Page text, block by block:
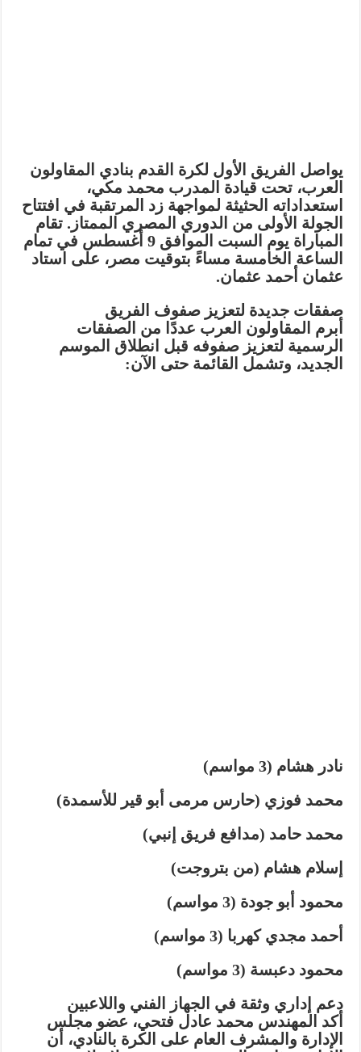
يواصل الفريق الأول لكرة القدم بنادي المقاولون
العرب، تحت قيادة المدرب محمد مكي،
استعداداته الحثيثة لمواجهة زد المرتقبة في افتتاح
الجولة الأولى من الدوري المصري الممتاز. تقام
المباراة يوم السبت الموافق 9 أغسطس في تمام
الساعة الخامسة مساءً بتوقيت مصر، على استاد
عثمان أحمد عثمان.
صفقات جديدة لتعزيز صفوف الفريق
أبرم المقاولون العرب عددًا من الصفقات
الرسمية لتعزيز صفوفه قبل انطلاق الموسم
الجديد، وتشمل القائمة حتى الآن:
نادر هشام (3 مواسم)
محمد فوزي (حارس مرمى أبو قير للأسمدة)
محمد حامد (مدافع فريق إنبي)
إسلام هشام (من بتروجت)
محمود أبو جودة (3 مواسم)
أحمد مجدي كهربا (3 مواسم)
محمود دعبسة (3 مواسم)
دعم إداري وثقة في الجهاز الفني واللاعبين
أكد المهندس محمد عادل فتحي، عضو مجلس
الإدارة والمشرف العام على الكرة بالنادي، أن